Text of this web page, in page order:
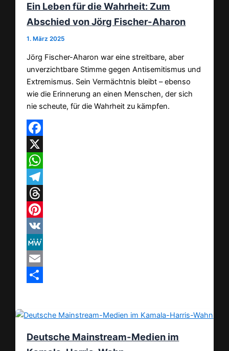
Ein Leben für die Wahrheit: Zum
Abschied von Jörg Fischer-Aharon
1. März 2025
Jörg Fischer-Aharon war eine streitbare, aber
unverzichtbare Stimme gegen Antisemitismus und
Extremismus. Sein Vermächtnis bleibt – ebenso
wie die Erinnerung an einen Menschen, der sich
nie scheute, für die Wahrheit zu kämpfen.
Facebook
X
WhatsApp
Telegram
Threads
Pinterest
VK
MeWe
Email
Deutsche Mainstream-Medien im